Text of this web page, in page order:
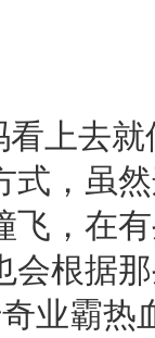
上去
式，虽
飞，在
会根据
业霸热